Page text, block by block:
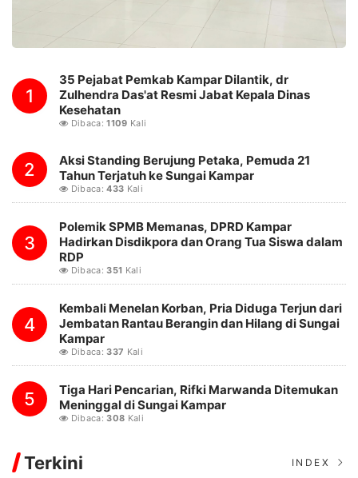
1
35 Pejabat Pemkab Kampar Dilantik, dr
Zulhendra Das'at Resmi Jabat Kepala Dinas
Kesehatan
Dibaca:1109 Kali
2
Aksi Standing Berujung Petaka, Pemuda 21
Tahun Terjatuh ke Sungai Kampar
Dibaca:433 Kali
3
Polemik SPMB Memanas, DPRD Kampar
Hadirkan Disdikpora dan Orang Tua Siswa dalam
RDP
Dibaca:351 Kali
4
Kembali Menelan Korban, Pria Diduga Terjun dari
Jembatan Rantau Berangin dan Hilang di Sungai
Kampar
Dibaca:337 Kali
5
Tiga Hari Pencarian, Rifki Marwanda Ditemukan
Meninggal di Sungai Kampar
Dibaca:308 Kali
Terkini INDEX